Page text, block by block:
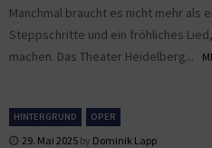
Manchmal braucht es nicht mehr als
Steppschritte und ein fröhliches
machen. Das Theater Heidelberg...
HINTERGRUND OPER
29. Mai 2025 by Dominik Lapp